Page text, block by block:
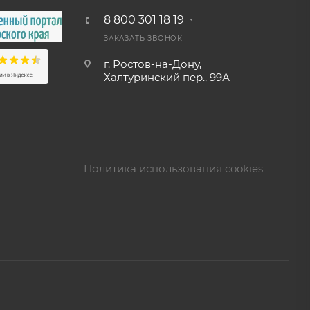
8 800 301 18 19
ЗАКАЗАТЬ ЗВОНОК
г. Ростов-на-Дону,
Халтуринский пер., 99А
Политика использования cookies